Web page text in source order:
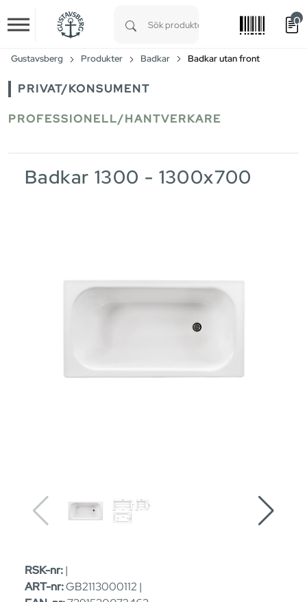
Skip to main content
0
Gustavsberg Produkter Badkar Badkar utan front
PRIVAT/KONSUMENT
PROFESSIONELL/HANTVERKARE
Badkar 1300 - 1300x700
RSK-nr:|
ART-nr:GB2113000112 |